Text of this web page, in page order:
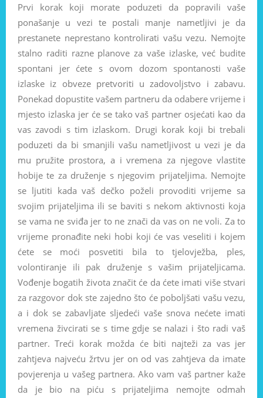
Prvi korak koji morate poduzeti da popravili vaše
ponašanje u vezi te postali manje nametljivi je da
prestanete neprestano kontrolirati vašu vezu. Nemojte
stalno raditi razne planove za vaše izlaske, već budite
spontani jer ćete s ovom dozom spontanosti vaše
izlaske iz obveze pretvoriti u zadovoljstvo i zabavu.
Ponekad dopustite vašem partneru da odabere vrijeme i
mjesto izlaska jer će se tako vaš partner osjećati kao da
vas zavodi s tim izlaskom. Drugi korak koji bi trebali
poduzeti da bi smanjili vašu nametljivost u vezi je da
mu pružite prostora, a i vremena za njegove vlastite
hobije te za druženje s njegovim prijateljima. Nemojte
se ljutiti kada vaš dečko poželi provoditi vrijeme sa
svojim prijateljima ili se baviti s nekom aktivnosti koja
se vama ne sviđa jer to ne znači da vas on ne voli. Za to
vrijeme pronađite neki hobi koji će vas veseliti i kojem
ćete se moći posvetiti bila to tjelovježba, ples,
volontiranje ili pak druženje s vašim prijateljicama.
Vođenje bogatih života značit će da ćete imati više stvari
za razgovor dok ste zajedno što će poboljšati vašu vezu,
a i dok se zabavljate sljedeći vaše snova nećete imati
vremena živcirati se s time gdje se nalazi i što radi vaš
partner. Treći korak možda će biti najteži za vas jer
zahtjeva najveću žrtvu jer on od vas zahtjeva da imate
povjerenja u vašeg partnera. Ako vam vaš partner kaže
da je bio na piću s prijateljima nemojte odmah